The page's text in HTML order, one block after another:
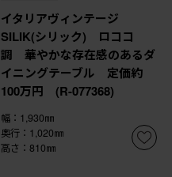
イタリアヴィンテージ
SILIK(シリック) ロココ
調 華やかな存在感のあるダ
イニングテーブル 定価約
100万円 (R-077368)
幅：1,930㎜
奥行：1,020㎜
高さ：810㎜